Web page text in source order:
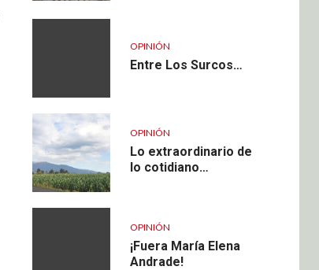
OPINIÓN
Entre Los Surcos…
OPINIÓN
Lo extraordinario de
lo cotidiano…
OPINIÓN
¡Fuera María Elena
Andrade!